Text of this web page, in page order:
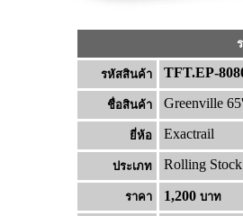
รหัสสินค้า TFT.EP-
ชื่อสินค้า Greenville
ยี่ห้อ Exactrail
ประเภท Rolling Stock
ราคา 1,200 บาท